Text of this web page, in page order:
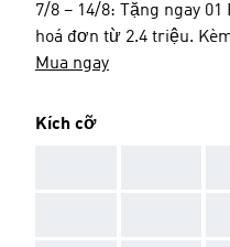
7/8 – 14/8: Tặng ngay
hoá đơn từ 2.4 triệu.
Mua ngay
Kích cỡ